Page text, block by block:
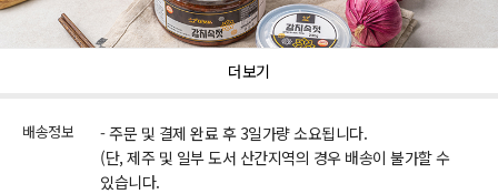
더보기
배송정보
- 주문 및 결제 완료 후 3일가량 소요됩니다.
(단, 제주 및 일부 도서 산간지역의 경우 배송이 불가할 수
있습니다.